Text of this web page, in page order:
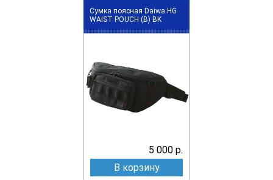
Сумка поясная Daiwa HG
WAIST POUCH (B) BK
5 000 р.
В корзину